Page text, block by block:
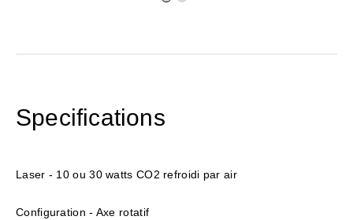
Specifications
Laser - 10 ou 30 watts CO2 refroidi par air
Configuration - Axe rotatif